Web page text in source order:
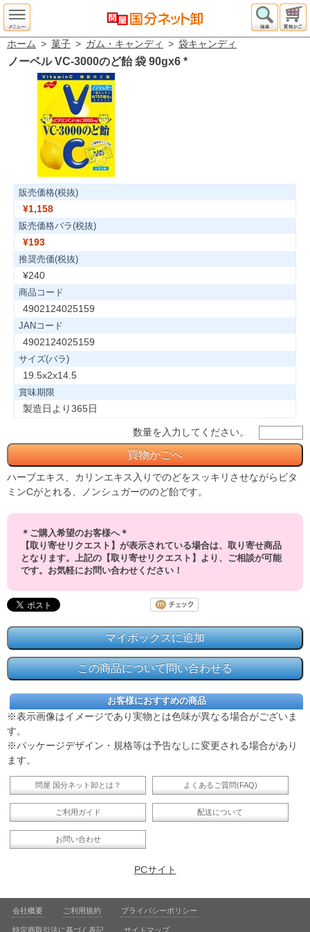
ホーム > 菓子 > ガム・キャンディ > 袋キャンディ
ノーベル VC-3000のど飴 袋 90gx6 *
販売価格(税抜)
¥1,158
販売価格バラ(税抜)
¥193
推奨売価(税抜)
¥240
商品コード
4902124025159
JANコード
4902124025159
サイズ(バラ)
19.5x2x14.5
賞味期限
製造日より365日
数量を入力してください。
ハーブエキス、カリンエキス入りでのどをスッキリさせながらビタ
ミンCがとれる、ノンシュガーののど飴です。
＊ご購入希望のお客様へ＊
【取り寄せリクエスト】が表示されている場合は、取り寄せ商品
となります。上記の【取り寄せリクエスト】より、ご相談が可能
です。お気軽にお問い合わせください！
お客様におすすめの商品
※表示画像はイメージであり実物とは色味が異なる場合がございま
す。
※パッケージデザイン・規格等は予告なしに変更される場合があり
ます。
問屋 国分ネット卸とは？ よくあるご質問(FAQ)
ご利用ガイド 配送について
お問い合わせ
PCサイト
会社概要 ご利用規約 プライバシーポリシー
特定商取引法に基づく表記 サイトマップ